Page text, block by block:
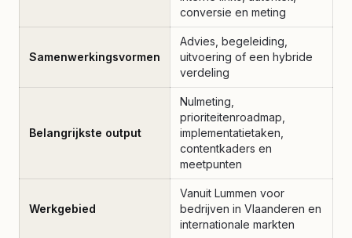
conversie en meting
Samenwerkingsvormen
Advies, begeleiding,
uitvoering of een hybride
verdeling
Belangrijkste output
Nulmeting,
prioriteitenroadmap,
implementatietaken,
contentkaders en
meetpunten
Werkgebied
Vanuit Lummen voor
bedrijven in Vlaanderen en
internationale markten